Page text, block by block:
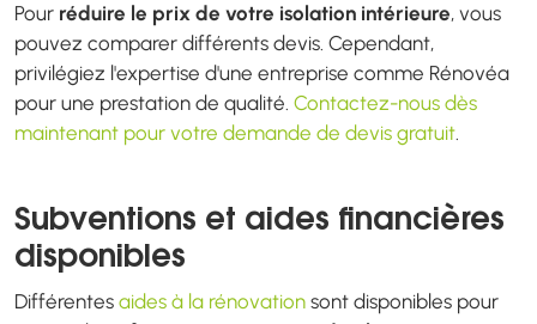
Pour réduire le prix de votre isolation intérieure, vous
pouvez comparer différents devis. Cependant,
privilégiez l'expertise d'une entreprise comme Rénovéa
pour une prestation de qualité. Contactez-nous dès
maintenant pour votre demande de devis gratuit.
Subventions et aides financières
disponibles
Différentes aides à la rénovation sont disponibles pour